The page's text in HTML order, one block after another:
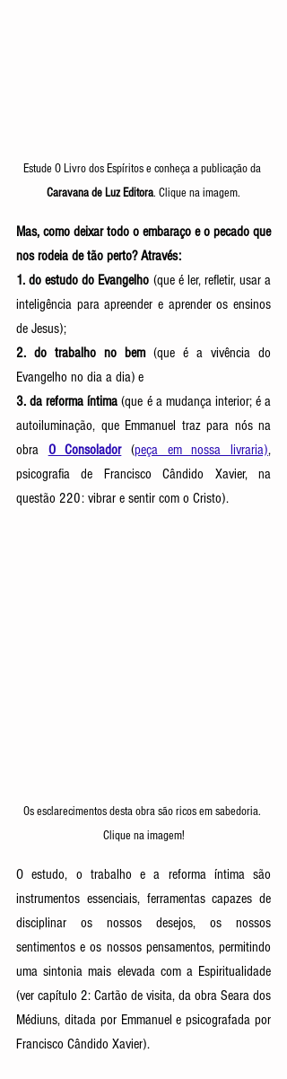
Estude O Livro dos Espíritose conheça a publicação da
Caravana de Luz Editora. Clique na imagem.
Mas, como deixar todo o embaraço e o pecado que
nos rodeia de tão perto? Através:
1. do estudo do Evangelho (que é ler, refletir, usar a
inteligência para apreender e aprender os ensinos
de Jesus);
2. do trabalho no bem (que é a vivência do
Evangelho no dia a dia) e
3. da reforma íntima (que é a mudança interior; é a
autoiluminação, que Emmanuel traz para nós na
obra O Consolador (peça em nossa livraria),
psicografia de Francisco Cândido Xavier, na
questão 220: vibrar e sentir com o Cristo).
Os esclarecimentos desta obra são ricos em sabedoria.
Clique na imagem!
O estudo, o trabalho e a reforma íntima são
instrumentos essenciais, ferramentas capazes de
disciplinar os nossos desejos, os nossos
sentimentos e os nossos pensamentos, permitindo
uma sintonia mais elevada com a Espiritualidade
(ver capítulo 2: Cartão de visita, da obra Seara dos
Médiuns, ditada por Emmanuel e psicografada por
Francisco Cândido Xavier).